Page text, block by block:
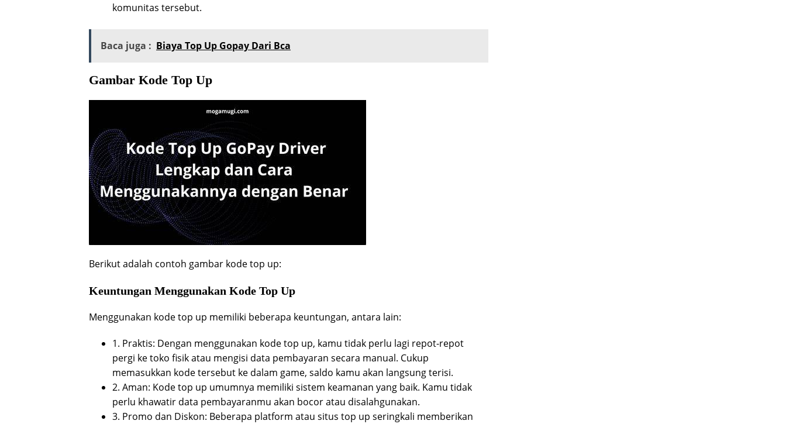
komunitas tersebut.
Baca juga : Biaya Top Up Gopay Dari Bca
Gambar Kode Top Up
Berikut adalah contoh gambar kode top up:
Keuntungan Menggunakan Kode Top Up
Menggunakan kode top up memiliki beberapa keuntungan, antara lain:
1. Praktis: Dengan menggunakan kode top up, kamu tidak perlu lagi repot-repot
pergi ke toko fisik atau mengisi data pembayaran secara manual. Cukup
memasukkan kode tersebut ke dalam game, saldo kamu akan langsung terisi.
2. Aman: Kode top up umumnya memiliki sistem keamanan yang baik. Kamu tidak
perlu khawatir data pembayaranmu akan bocor atau disalahgunakan.
3. Promo dan Diskon: Beberapa platform atau situs top up seringkali memberikan